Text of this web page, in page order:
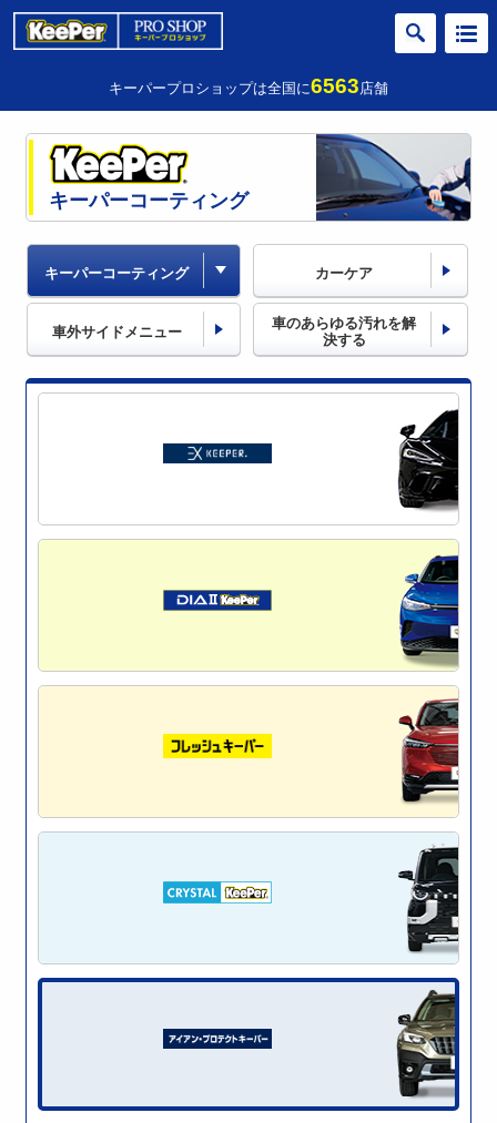
キーパープロショップは全国に6563店舗
キーパーコーティング
キーパーコーティング カーケア
車外サイドメニュー 車のあらゆる汚れを解
決する